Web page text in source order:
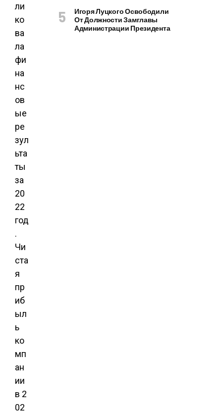
ли
ко
ва
ла
фи
на
нс
ов
ые
ре
зул
ьта
ты
за
20
22
год
.
Чи
ста
я
пр
иб
ыл
ь
ко
мп
ан
ии
в 2
02
Игоря Луцкого Освободили
От Должности Замглавы
Администрации Президента